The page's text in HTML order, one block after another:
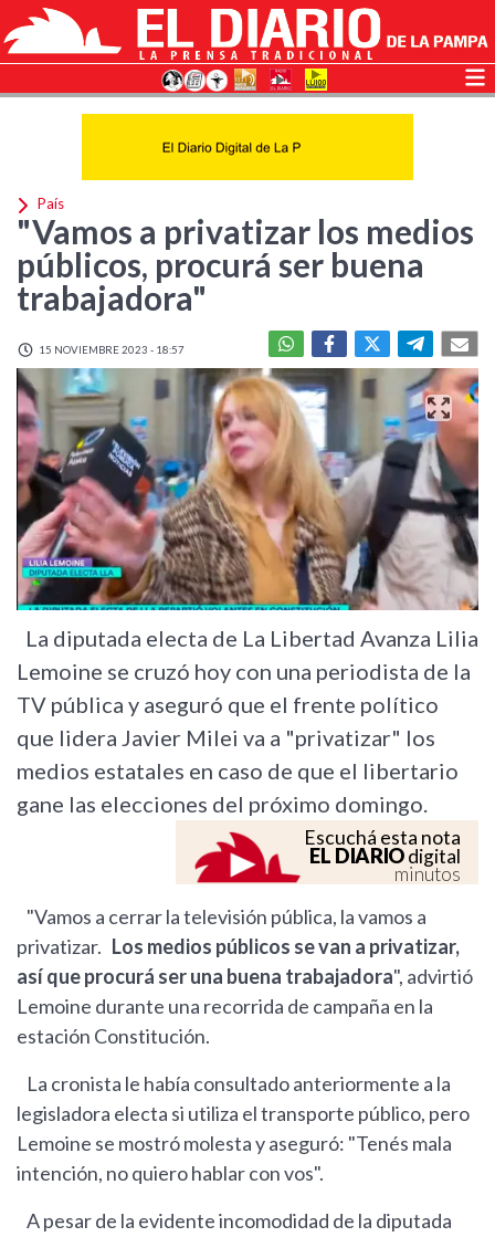
País
"Vamos a privatizar los medios
públicos, procurá ser buena
trabajadora"
15 NOVIEMBRE 2023 - 18:57
La diputada electa de La Libertad Avanza Lilia
Lemoine se cruzó hoy con una periodista de la
TV pública y aseguró que el frente político
que lidera Javier Milei va a "privatizar" los
medios estatales en caso de que el libertario
gane las elecciones del próximo domingo.
Escuchá esta nota
EL DIARIOdigital
minutos
"Vamos a cerrar la televisión pública, la vamos a
privatizar. Los medios públicos se van a privatizar,
así que procurá ser una buena trabajadora", advirtió
Lemoine durante una recorrida de campaña en la
estación Constitución.
La cronista le había consultado anteriormente a la
legisladora electa si utiliza el transporte público, pero
Lemoine se mostró molesta y aseguró: "Tenés mala
intención, no quiero hablar con vos".
A pesar de la evidente incomodidad de la diputada